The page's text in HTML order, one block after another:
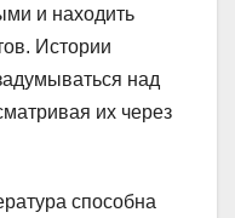
и находить
Истории
над
их через
способна